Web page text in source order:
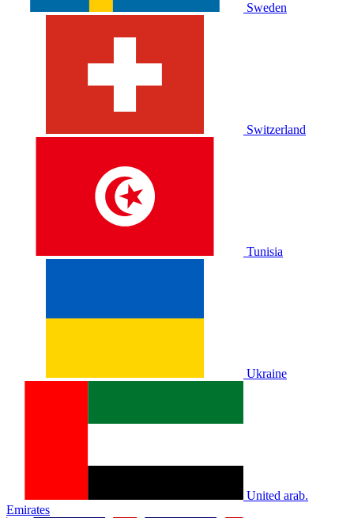
Sweden
Switzerland
Tunisia
Ukraine
United arab.
Emirates